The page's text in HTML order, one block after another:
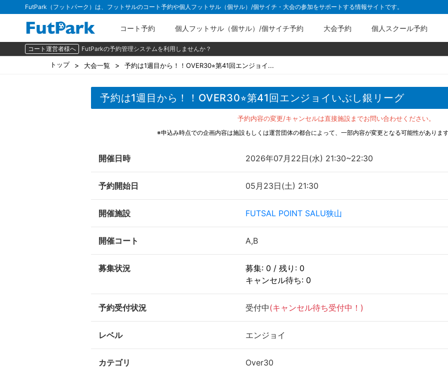
FutPark（フットパーク）は、フットサルのコート予約や個人フットサル（個サル）/個サイチ・大会の参加をサポートする情報サイトです。
コート予約 個人フットサル（個サル）/個サイチ予約 大会予約 個人スクール予約
コート運営者様へ FutParkの予約管理システムを利用しませんか？
トップ 大会一覧 予約は1週目から！！OVER30⭐︎第41回エンジョイ...
予約は1週目から！！OVER30⭐︎第41回エンジョイいぶし銀リーグ
予約内容の変更/キャンセルは直接施設までお問い合わせください。
※申込み時点での企画内容は施設もしくは運営団体の都合によって、一部内容が変更となる可能性がありま
開催日時 2026年07月22日(水) 21:30~22:30
予約開始日 05月23日(土) 21:30
開催施設 FUTSAL POINT SALU狭山
開催コート A,B
募集状況
募集: 0 / 残り: 0
キャンセル待ち: 0
予約受付状況 受付中(キャンセル待ち受付中！)
レベル エンジョイ
カテゴリ Over30